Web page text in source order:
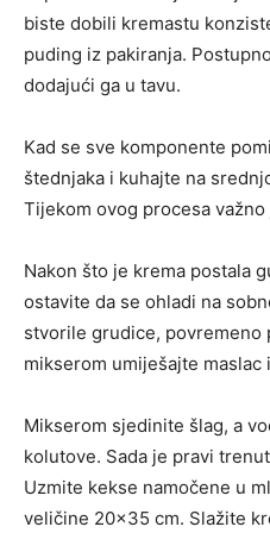
biste dobili kremastu
puding iz pakiranja.
dodajući ga u tavu.
Kad se sve komponente
štednjaka i kuhajte na
Tijekom ovog procesa
Nakon što je krema postala
ostavite da se ohladi na
stvorile grudice, povremeno
mikserom umiješajte maslac
Mikserom sjedinite šlag, a
kolutove. Sada je pravi
Uzmite kekse namočene u
veličine 20×35 cm. Slažite